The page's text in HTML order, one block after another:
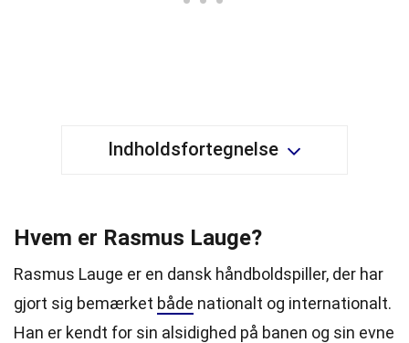
Indholdsfortegnelse
Hvem er Rasmus Lauge?
Rasmus Lauge er en dansk håndboldspiller, der har
gjort sig bemærket både nationalt og internationalt.
Han er kendt for sin alsidighed på banen og sin evne